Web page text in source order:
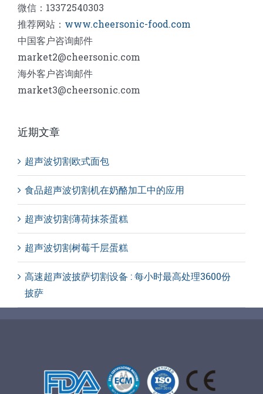
微信：13372540303
推荐网站： www.cheersonic-food.com
中国客户咨询邮件
market2@cheersonic.com
海外客户咨询邮件
market3@cheersonic.com
近期文章
超声波切割欧式面包
食品超声波切割机在奶酪加工中的应用
超声波切割薄荷抹茶蛋糕
超声波切割树莓千层蛋糕
高速超声波披萨切割设备 : 每小时最高处理3600份
披萨